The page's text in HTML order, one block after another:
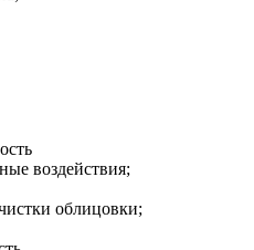
воздействия;
облицовки;